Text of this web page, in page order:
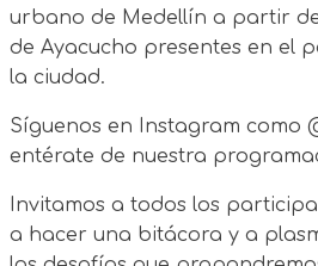
urbano de Medellín a partir
de Ayacucho presentes en el
la ciudad.
Síguenos en Instagram como
entérate de nuestra
Invitamos a todos los
a hacer una bitácora y a